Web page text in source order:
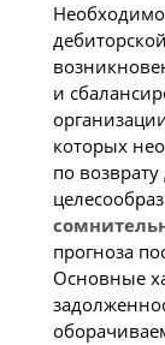
и
которых
по возврату
прогноза
Основные